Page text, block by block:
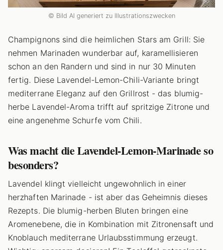
© Bild AI generiert zu Illustrationszwecken
Champignons sind die heimlichen Stars am Grill: Sie
nehmen Marinaden wunderbar auf, karamellisieren
schon an den Randern und sind in nur 30 Minuten
fertig. Diese Lavendel-Lemon-Chili-Variante bringt
mediterrane Eleganz auf den Grillrost - das blumig-
herbe Lavendel-Aroma trifft auf spritzige Zitrone und
eine angenehme Schurfe vom Chili.
Was macht die Lavendel-Lemon-Marinade so
besonders?
Lavendel klingt vielleicht ungewohnlich in einer
herzhaften Marinade - ist aber das Geheimnis dieses
Rezepts. Die blumig-herben Bluten bringen eine
Aromenebene, die in Kombination mit Zitronensaft und
Knoblauch mediterrane Urlaubsstimmung erzeugt.